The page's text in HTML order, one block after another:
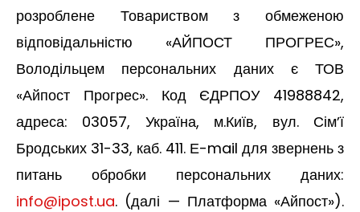
розроблене Товариством з обмеженою
відповідальністю «АЙПОСТ ПРОГРЕС»,
Володільцем персональних даних є ТОВ
«Айпост Прогрес». Код ЄДРПОУ 41988842,
адреса: 03057, Україна, м.Київ, вул. Сімʼї
Бродських 31-33, каб. 411. Е-mail для звернень з
питань обробки персональних даних:
info@ipost.ua. (далі — Платформа «Айпост»).